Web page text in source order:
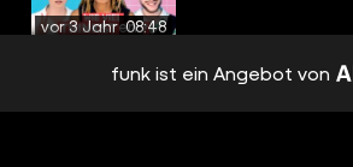
vor 3 Jahren08:48
MIT 19 MAMA
funk ist ein Angebot von